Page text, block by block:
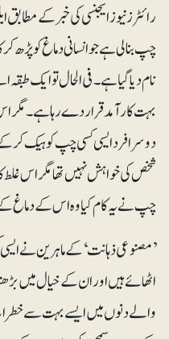
رائٹرز نیو ز ایجنسی کی خبر کے
چپ بنا لی ہے جو انسانی دماغ کو پڑھ
نام دیا گیا ہے۔ فی الحال تو ایک
بہت کارآمد قرار دے رہا ہے۔ مگر
دوسرا فرد ایسی کسی چپ کو ہیک
شخص کی خواہش نہیں تھا مگر اس
چپ نے یہ کام کیا وہ اس کے دماغ
’مصنوعی ذہانت‘ کے ماہرین نے
اٹھائے ہیں اور ان کے خیال میں
والے دنوں میں ایسے بہت سے